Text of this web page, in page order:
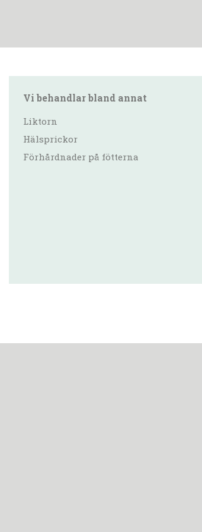
Vi behandlar bland annat
Liktorn
Hälsprickor
Förhårdnader på fötterna